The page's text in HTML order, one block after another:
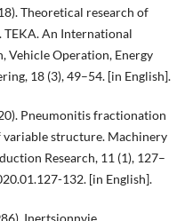
Theoretical research of
TEKA. An International
Operation, Energy
18 (3), 49–54. [in English].
Pneumonitis fractionation
structure. Machinery
Research, 11 (1), 127–
132. [in English].